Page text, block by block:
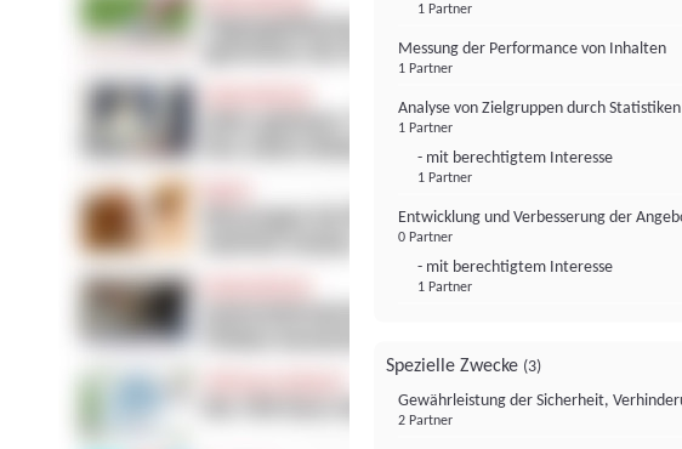
1 Partner
Messung der Performance von Inhalten
1 Partner
Analyse von Zielgruppen durch
1 Partner
- mit berechtigtem Interesse
1 Partner
Entwicklung und Verbesserung der
0 Partner
- mit berechtigtem Interesse
1 Partner
Spezielle Zwecke (3)
Gewährleistung der Sicherheit,
2 Partner